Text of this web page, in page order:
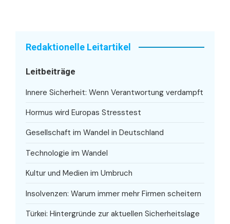
Redaktionelle Leitartikel
Leitbeiträge
Innere Sicherheit: Wenn Verantwortung verdampft
Hormus wird Europas Stresstest
Gesellschaft im Wandel in Deutschland
Technologie im Wandel
Kultur und Medien im Umbruch
Insolvenzen: Warum immer mehr Firmen scheitern
Türkei: Hintergründe zur aktuellen Sicherheitslage